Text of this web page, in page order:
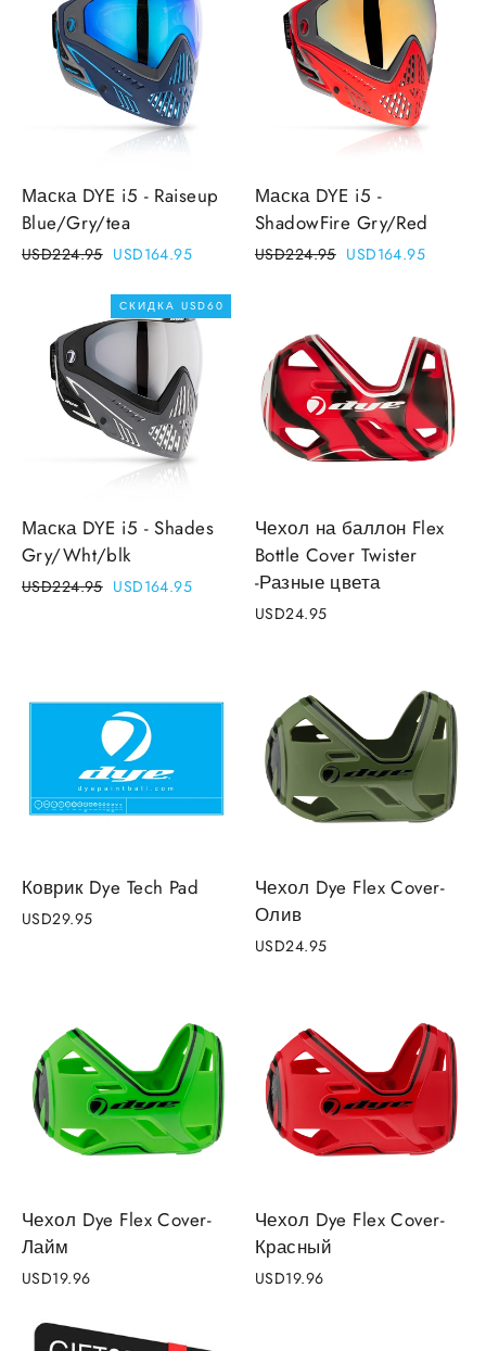
Маска DYE i5 - Raiseup
Blue/Gry/tea
Regular
USD224.95 Sale
USD164.95
Маска DYE i5 -
ShadowFire Gry/Red
Regular
USD224.95 Sale
USD164.95
СКИДКА USD60
Маска DYE i5 - Shades
Gry/Wht/blk
Regular
USD224.95 Sale
USD164.95
Чехол на баллон Flex
Bottle Cover Twister
-Разные цвета
USD24.95
Коврик Dye Tech Pad
USD29.95
Чехол Dye Flex Cover-
Олив
USD24.95
Чехол Dye Flex Cover-
Лайм
USD19.96
Чехол Dye Flex Cover-
Красный
USD19.96